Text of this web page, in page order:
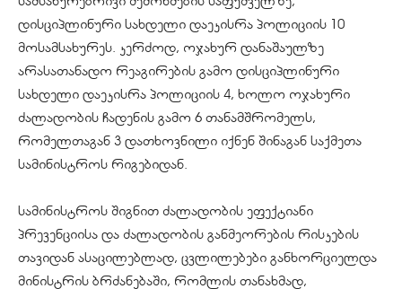
დისციპლინური სახდელი დაეკისრა პოლიციის 10
მოსამსახურეს. კერძოდ, ოჯახურ დანაშაულზე
არასათანადო რეაგირების გამო დისციპლინური
სახდელი დაეკისრა პოლიციის 4, ხოლო ოჯახური
ძალადობის ჩადენის გამო 6 თანამშრომელს,
რომელთაგან 3 დათხოვნილი იქნენ შინაგან საქმეთა
სამინისტროს რიგებიდან.
სამინისტროს შიგნით ძალადობის ეფექტიანი
პრევენციისა და ძალადობის განმეორების რისკების
თავიდან ასაცილებლად, ცვლილებები განხორციელდა
მინისტრის ბრძანებაში, რომლის თანახმად,